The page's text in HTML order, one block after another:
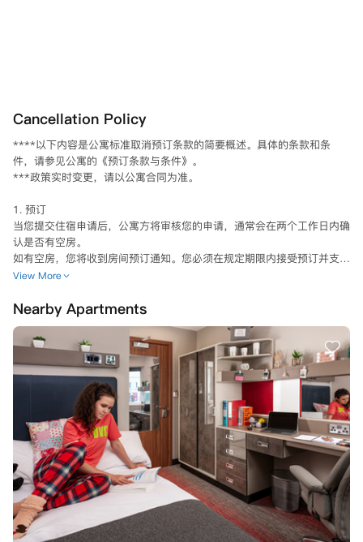
Cancellation Policy
****以下内容是公寓标准取消预订条款的简要概述。具体的条款和条
件，请参见公寓的《预订条款与条件》。
***政策实时变更，请以公寓合同为准。
1. 预订
当您提交住宿申请后，公寓方将审核您的申请，通常会在两个工作日内确
认是否有空房。
如有空房，您将收到房间预订通知。您必须在规定期限内接受预订并支付
所需的预付租金：
- 高峰期（8月1日至9月1日）为24小时。
如果您未在规定时间内接受预订，则预订将失效，房间可能会提供给其他
申请人。
一旦您接受预订（接受是指您在线正式接受租赁协议之日）并支付预付租
金，预订即成为具有法律约束力的租赁协议。因此，您应确保在确认预订
前了解所有条款。
2. 冷静期
您可以在预订日期后的7个自然日内取消租赁协议，这段时间称为"初始
取消期"或“冷静期”。
如果您在初始取消期内取消预订，公寓方将全额退还您的预付租金。
3. 冷静期后的取消
如果您在冷静期结束后提出取消预订，您仍需承担租赁协议项下的租金，
直至找到替代租户并签订新的租赁协议。公寓方可以协助发布房间出租信
View More
Nearby Apartments